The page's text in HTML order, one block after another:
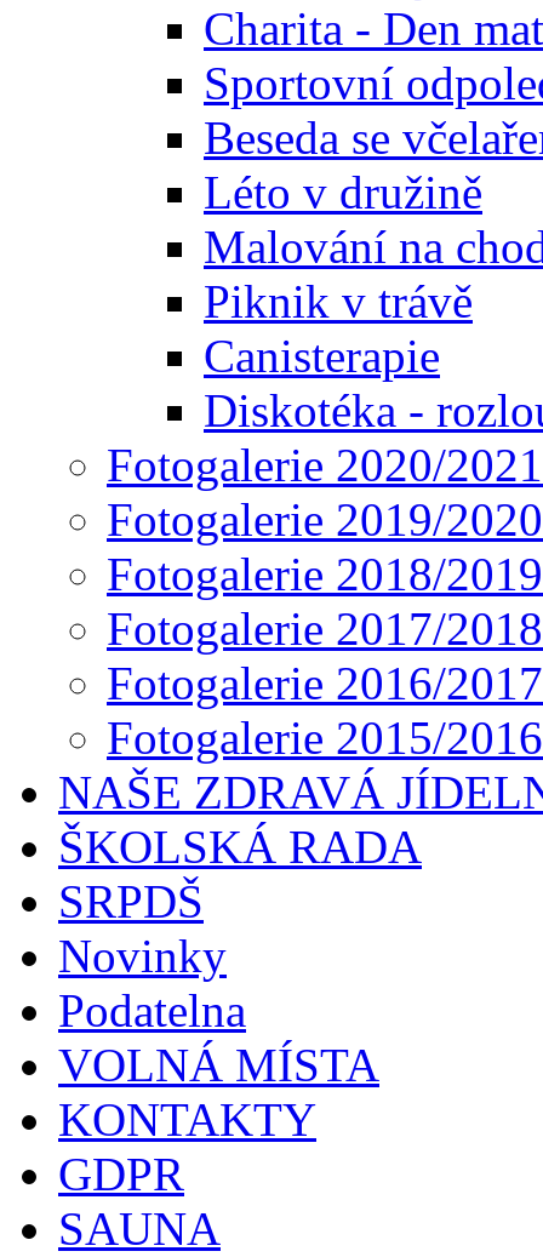
Charita - Den
Sportovní
Beseda se
Léto v družině
Malování na
Piknik v trávě
Canisterapie
Diskotéka -
Fotogalerie 2020/2021
Fotogalerie 2019/2020
Fotogalerie 2018/2019
Fotogalerie 2017/2018
Fotogalerie 2016/2017
Fotogalerie 2015/2016
NAŠE ZDRAVÁ
ŠKOLSKÁ RADA
SRPDŠ
Novinky
Podatelna
VOLNÁ MÍSTA
KONTAKTY
GDPR
SAUNA